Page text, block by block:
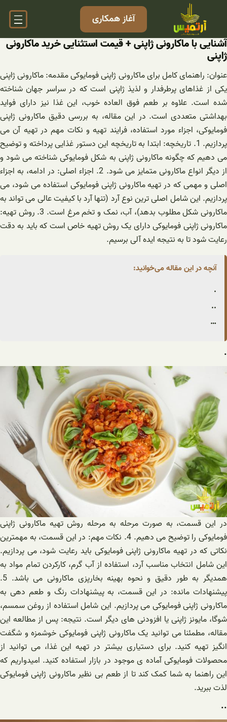
آغاز همکاری
آشنایی با ماکارونی ژاپنی + قیمت استثنایی خرید ماکارونی
ژاپنی
عنوان: راهنمای کامل برای ماکارونی ژاپنی فومایوکی مقدمه: ماکارونی ژاپنی
یکی از غذاهای پرطرفدار و لذیذ ژاپنی است که در سراسر جهان شناخته
شده است. علاوه بر طعم فوق العاده خوب، این غذا نیز دارای فواید
بهداشتی متعددی است. در این مقاله، به بررسی دقیق ماکارونی ژاپنی
فومایوکی، اجزاء مورد استفاده، فرایند تهیه و نکات مهم در تهیه آن می
پردازیم. 1. تاریخچه: ابتدا به تاریخچه این دستور غذایی پرداخته و توضیح
می دهیم که چگونه ماکارونی ژاپنی به شکل فومایوکی شناخته می شود و
از دیگر انواع ماکارونی متمایز می شود. 2. اجزاء اصلی: در ادامه، به اجزاء
اصلی و مهمی که در تهیه ماکارونی ژاپنی فومایوکی استفاده می شود، می
پردازیم. این شامل اصلی ترین نوع آرد (تنها آرد با کیفیت عالی می تواند به
ماکارونی شکل مطلوب بدهد)، آب، نمک و تخم مرغ است. 3. روش تهیه:
ماکارونی ژاپنی فومایوکی دارای یک روش تهیه خاص است که باید به دقت
رعایت شود تا به نتیجه ایده آلی برسیم.
آنچه در این مقاله می‌خوانید:
.
..
…
.
در این قسمت، به صورت مرحله به مرحله روش تهیه ماکارونی ژاپنی
فومایوکی را توضیح می دهیم. 4. نکات مهم: در این قسمت، به مهمترین
نکاتی که در تهیه ماکارونی ژاپنی فومایوکی باید رعایت شود، می پردازیم.
این شامل انتخاب مناسب آرد، استفاده از آب گرم، کارکردن تمام مواد به
همدیگر به طور دقیق و نحوه بهینه بخارپزی ماکارونی می باشد. 5.
پیشنهادات مانده: در این قسمت، به پیشنهادات رنگ و طعم دهی به
ماکارونی ژاپنی فومایوکی می پردازیم. این شامل استفاده از روغن سمسم،
شوگا، مایونز ژاپنی یا افزودنی های دیگر است. نتیجه: پس از مطالعه این
مقاله، مطمئنا می توانید یک ماکارونی ژاپنی فومایوکی خوشمزه و شگفت
انگیز تهیه کنید. برای دستیاری بیشتر در تهیه این غذا، می توانید از
محصولات فومایوکی آماده ی موجود در بازار استفاده کنید. امیدواریم که
این راهنما به شما کمک کند تا از طعم بی نظیر ماکارونی ژاپنی فومایوکی
لذت ببرید.
..